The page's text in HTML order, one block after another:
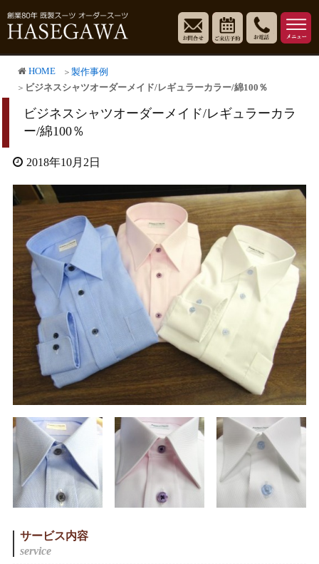
HOME
製作事例
ビジネスシャツオーダーメイド/レギュラーカラー/綿100％
ビジネスシャツオーダーメイド/レギュラーカラ
ー/綿100％
2018年10月2日
サービス内容